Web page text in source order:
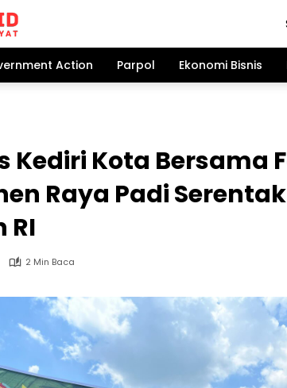
Action Parpol Ekonomi Bisnis
Kediri Kota Bersama
Raya Padi
RI
2 Min Baca